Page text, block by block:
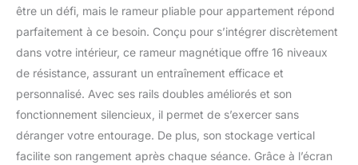
être un défi, mais le rameur pliable pour appartement répond
parfaitement à ce besoin. Conçu pour s’intégrer discrètement
dans votre intérieur, ce rameur magnétique offre 16 niveaux
de résistance, assurant un entraînement efficace et
personnalisé. Avec ses rails doubles améliorés et son
fonctionnement silencieux, il permet de s’exercer sans
déranger votre entourage. De plus, son stockage vertical
facilite son rangement après chaque séance. Grâce à l’écran